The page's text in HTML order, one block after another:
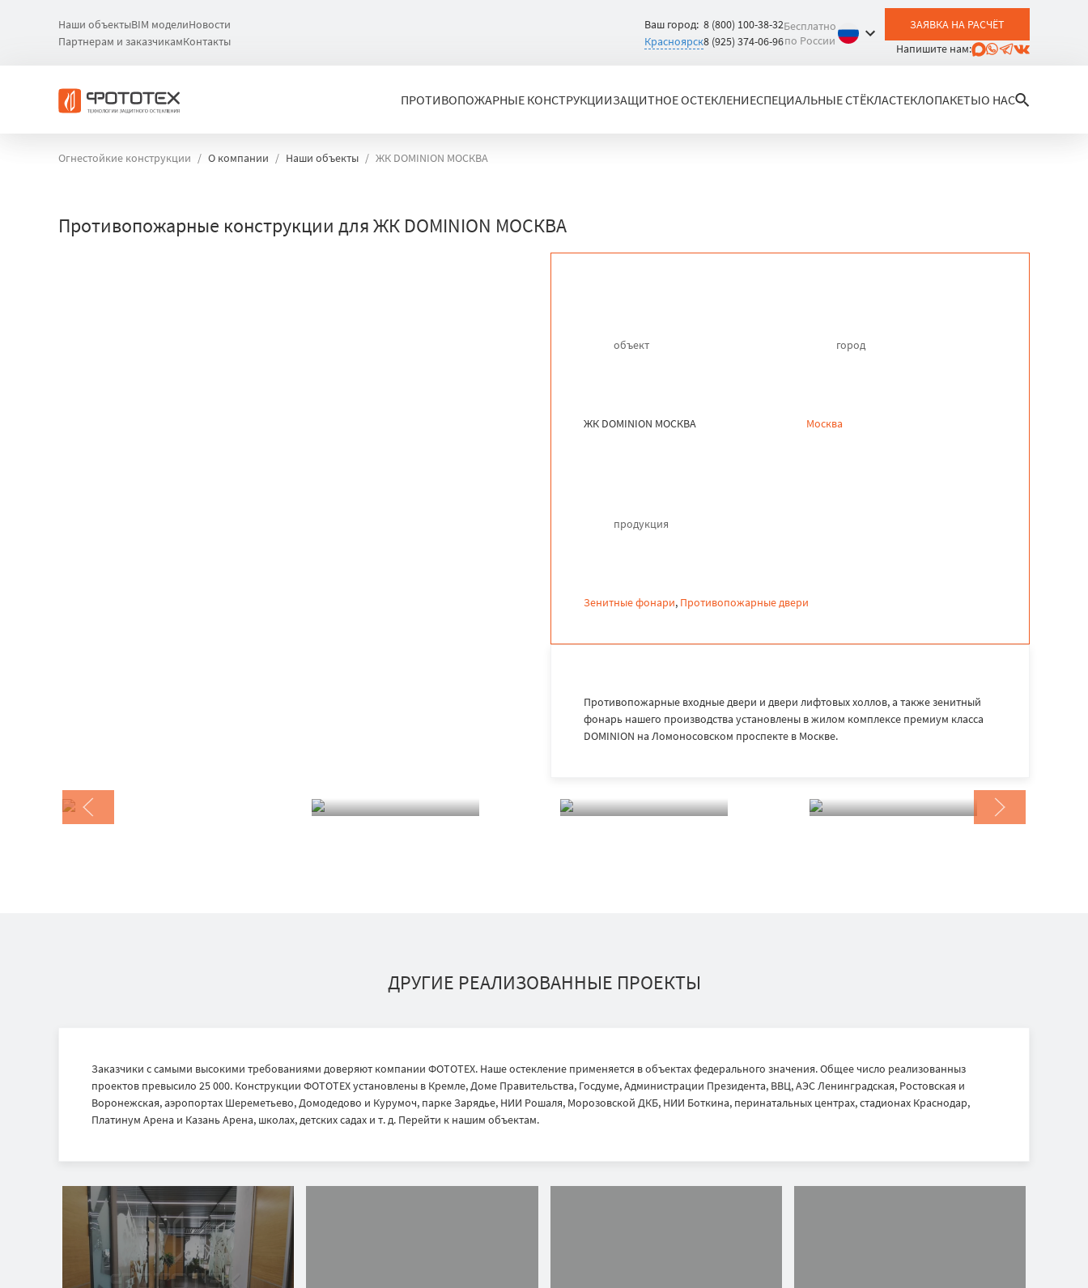
Наши объектыBIM моделиНовости
Партнерам и заказчикамКонтакты
Ваш город:
Красноярск
8 (800) 100-38-32
8 (925) 374-06-96
Бесплатно
по России
ЗАЯВКА НА РАСЧЁТ
Напишите нам:
ПРОТИВОПОЖАРНЫЕ КОНСТРУКЦИИЗАЩИТНОЕ ОСТЕКЛЕНИЕСПЕЦИАЛЬНЫЕ СТЁКЛАСТЕКЛОПАКЕТЫО НАС
Огнестойкие конструкции О компании Наши объекты ЖК DOMINION МОСКВА
Противопожарные конструкции для ЖК DOMINION МОСКВА
объект
ЖК DOMINION МОСКВА
город
Москва
продукция
Зенитные фонари, Противопожарные двери
Противопожарные входные двери и двери лифтовых холлов, а также зенитный
фонарь нашего производства установлены в жилом комплексе премиум класса
DOMINION на Ломоносовском проспекте в Москве.
ДРУГИЕ РЕАЛИЗОВАННЫЕ ПРОЕКТЫ
Заказчики с самыми высокими требованиями доверяют компании ФОТОТЕХ. Наше остекление применяется в объектах федерального значения. Общее число реализованныз
проектов превысило 25 000. Конструкции ФОТОТЕХ установлены в Кремле, Доме Правительства, Госдуме, Администрации Президента, ВВЦ, АЭС Ленинградская, Ростовская и
Воронежская, аэропортах Шереметьево, Домодедово и Курумоч, парке Зарядье, НИИ Рошаля, Морозовской ДКБ, НИИ Боткина, перинатальных центрах, стадионах Краснодар,
Платинум Арена и Казань Арена, школах, детских садах и т. д. Перейти к нашим объектам.